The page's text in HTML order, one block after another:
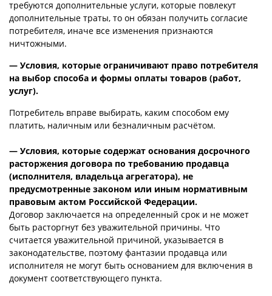
требуются дополнительные услуги, которые повлекут
дополнительные траты, то он обязан получить согласие
потребителя, иначе все изменения признаются
ничтожными.
— Условия, которые ограничивают право потребителя
на выбор способа и формы оплаты товаров (работ,
услуг).
Потребитель вправе выбирать, каким способом ему
платить, наличным или безналичным расчётом.
— Условия, которые содержат основания досрочного
расторжения договора по требованию продавца
(исполнителя, владельца агрегатора), не
предусмотренные законом или иным нормативным
правовым актом Российской Федерации.
Договор заключается на определенный срок и не может
быть расторгнут без уважительной причины. Что
считается уважительной причиной, указывается в
законодательстве, поэтому фантазии продавца или
исполнителя не могут быть основанием для включения в
документ соответствующего пункта.